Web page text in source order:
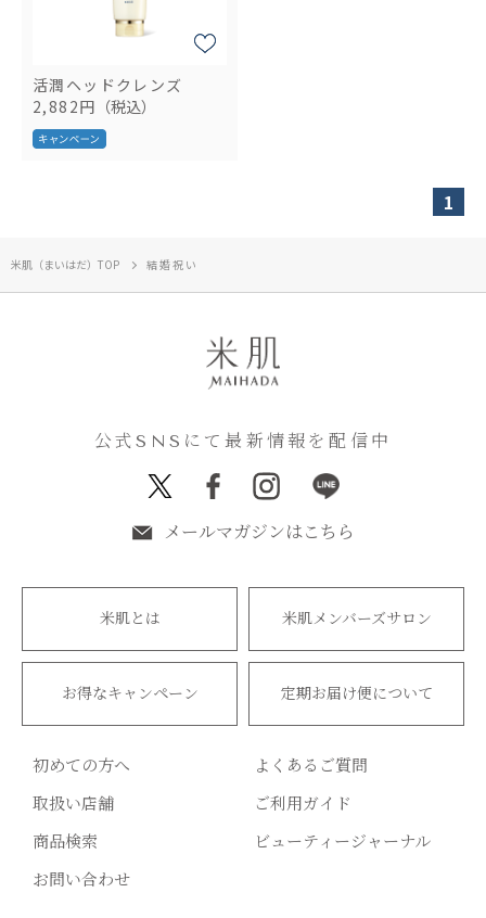
活潤ヘッドクレンズ
2,882円 （税込）
1
米肌（まいはだ）TOP 結婚祝い
公式SNSにて最新情報を配信中
メールマガジンはこちら
米肌とは 米肌メンバーズサロン
お得なキャンペーン 定期お届け便について
初めての方へ
よくあるご質問
取扱い店舗
ご利用ガイド
商品検索
ビューティージャーナル
お問い合わせ